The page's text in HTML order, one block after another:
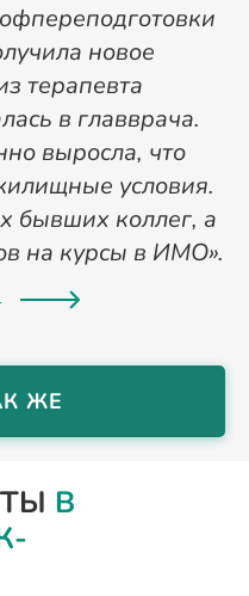
новое
терапевта
в главврача.
выросла, что
условия.
бывших коллег, а
на курсы в ИМО».
ЖЕ
В